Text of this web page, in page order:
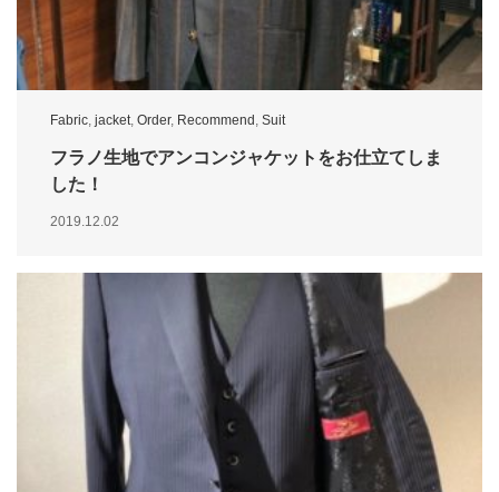
Fabric, jacket, Order, Recommend , Suit
フラノ生地でアンコンジャケットをお仕立てしま
した！
2019.12.02